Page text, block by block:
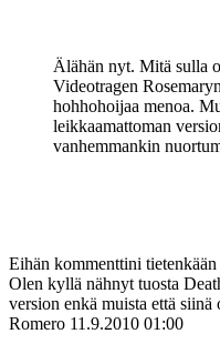
Älähän nyt. Mitä sulla
Videotragen
hohhohoijaa menoa.
leikkaamattoman
vanhemmankin
Eihän kommenttini
Olen kyllä nähnyt tuosta
version enkä muista että
Romero 11.9.2010 01:00